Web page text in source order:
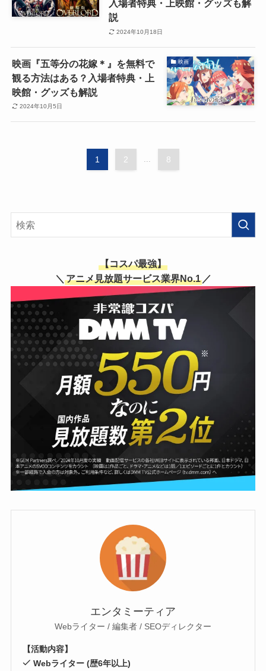
入場者特典・上映館・グッズも解
説
2024年10月18日
映画
映画『五等分の花嫁＊』を無料で
観る方法はある？入場者特典・上
映館・グッズも解説
2024年10月5日
1 2 ... 8
【コスパ最強】
＼ アニメ見放題サービス業界No.1／
エンタミーティア
Webライター / 編集者 / SEOディレクター
【活動内容】
Webライター (歴6年以上)